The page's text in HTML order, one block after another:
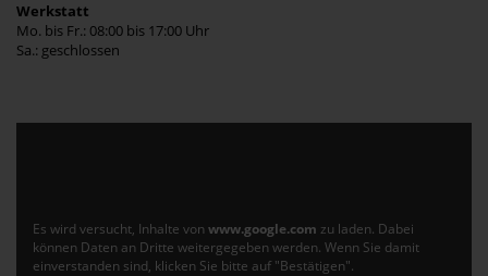
Werkstatt
Mo. bis Fr.: 08:00 bis 17:00 Uhr
Sa.: geschlossen
Es wird versucht, Inhalte von www.google.com zu laden. Dabei
können Daten an Dritte weitergegeben werden. Wenn Sie damit
einverstanden sind, klicken Sie bitte auf "Bestätigen".